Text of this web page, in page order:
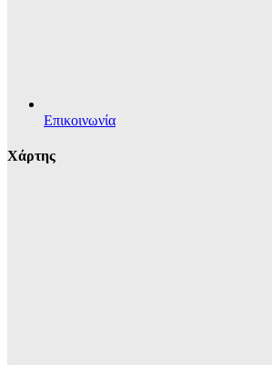
Επικοινωνία
Χάρτης